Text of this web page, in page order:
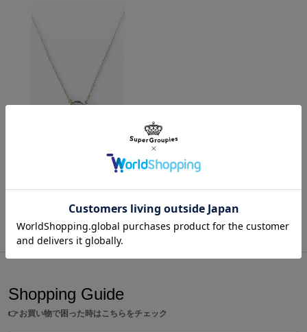
商品をもっと見る
Shopping Guide
👉お買い物で困った時はこちらをチェック